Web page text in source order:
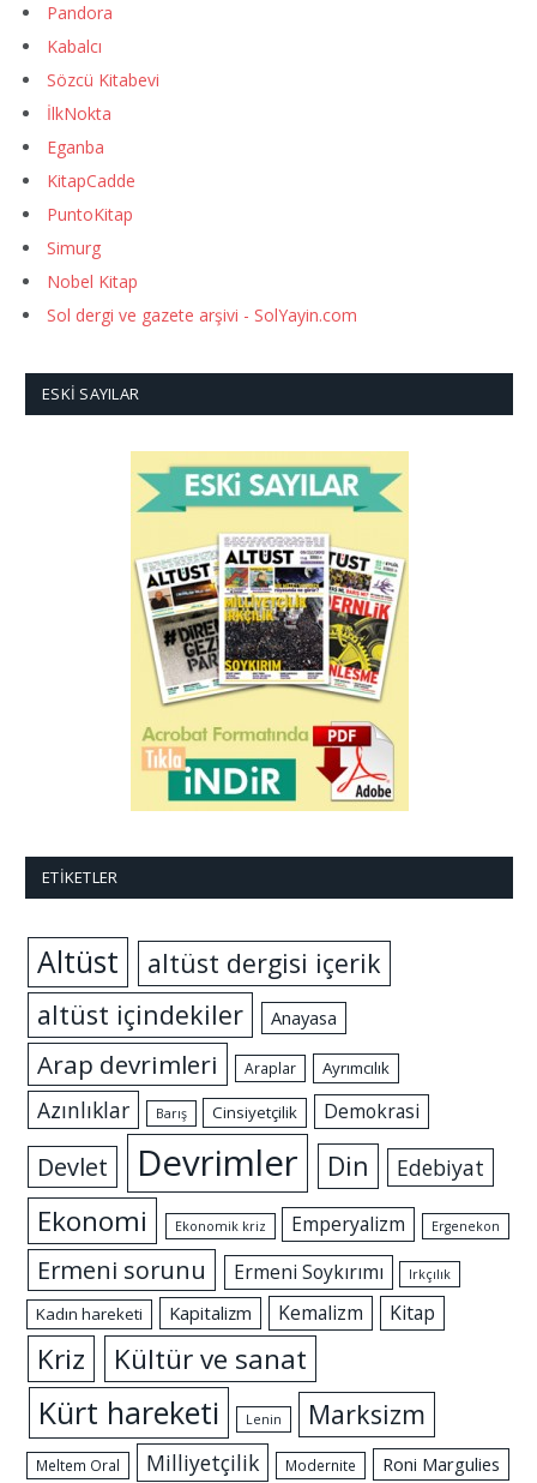
Pandora
Kabalcı
Sözcü Kitabevi
İlkNokta
Eganba
KitapCadde
PuntoKitap
Simurg
Nobel Kitap
Sol dergi ve gazete arşivi - SolYayin.com
ESKI SAYILAR
ETIKETLER
Altüst
altüst dergisi içerik
altüst içindekiler
Anayasa
Arap devrimleri Araplar Ayrımcılık
Azınlıklar Barış Cinsiyetçilik Demokrasi
Devlet Devrimler Din Edebiyat
Ekonomi Ekonomik kriz Emperyalizm Ergenekon
Ermeni sorunu Ermeni Soykırımı Irkçılık
Kadın hareketi Kapitalizm Kemalizm Kitap
Kriz Kültür ve sanat
Kürt hareketi Lenin Marksizm
Meltem Oral Milliyetçilik Modernite Roni Margulies